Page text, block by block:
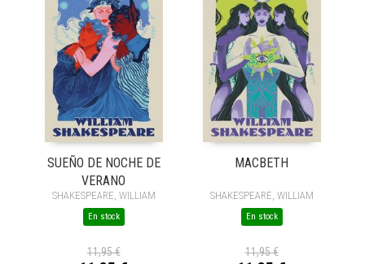
SUEÑO DE NOCHE DE
VERANO
SHAKESPEARE, WILLIAM
En stock
11,95 €
MACBETH
SHAKESPEARE, WILLIAM
En stock
11,95 €